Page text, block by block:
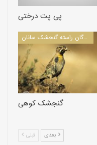
پی پت درختی
پرندگان راسته گنجشک سانان
گنجشک کوهی
قبلی